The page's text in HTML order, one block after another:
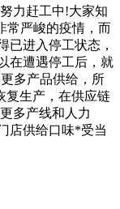
力赶工中!大家知
常严峻的疫情，而
已进入停工状态，
在遭遇停工后，就
多产品供给，所
复生产，在供应链
多产线和人力
店供给口味*受当